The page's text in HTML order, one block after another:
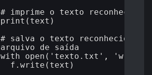
# imprime o texto reconhecido
print(text)
# salva o texto reconhecido em
arquivo de saída
with open('texto.txt', 'w')